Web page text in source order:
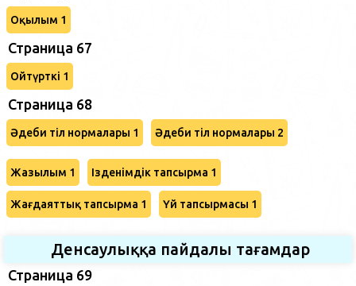
Оқылым 1
Страница 67
Ойтүрткі 1
Страница 68
Әдеби тіл нормалары 1 Әдеби тіл нормалары 2
Жазылым 1 Ізденімдік тапсырма 1
Жағдаяттық тапсырма 1 Үй тапсырмасы 1
Денсаулыққа пайдалы тағамдар
Страница 69